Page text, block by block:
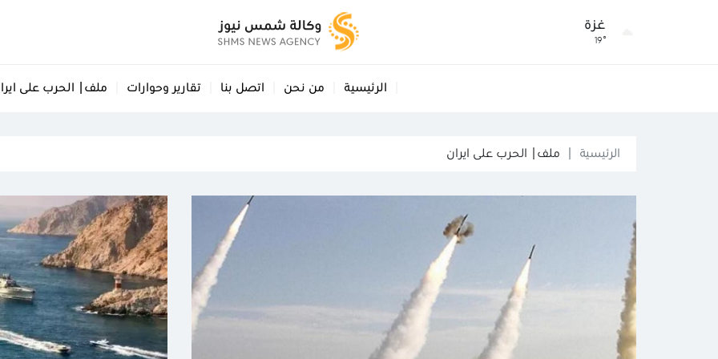
غزة
19°
الرئيسية من نحن اتصل بنا تقارير وحوارات ملف| الحرب على
الرئيسية ملف| الحرب على ايران